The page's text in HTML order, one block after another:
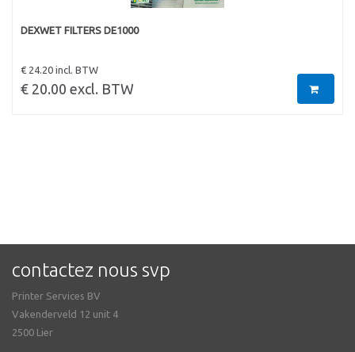
DEXWET FILTERS DE1000
€ 24.20 incl. BTW
€ 20.00 excl. BTW
contactez nous svp
Printer Services BV
Vakenderveld 12 unit 4
2500 Lier